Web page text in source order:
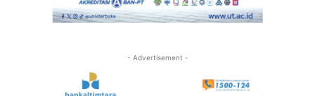
- Advertisement -